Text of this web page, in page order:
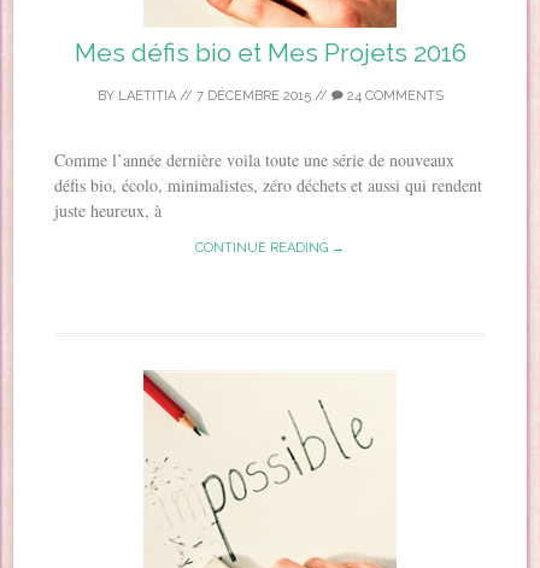
Mes défis bio et Mes Projets 2016
BY LAETITIA// 7 DÉCEMBRE 2015// 24 COMMENTS
Comme l’année dernière voila toute une série de nouveaux
défis bio, écolo, minimalistes, zéro déchets et aussi qui rendent
juste heureux, à
CONTINUE READING →